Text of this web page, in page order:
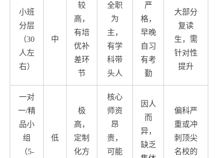
小班
分层
（30
人左
右）
中
较
高，
有培
优补
差环
节
全职
为
主，
有学
科带
头人
严
格，
早晚
自习
有考
勤
大部分
复读
生，需
针对性
提升
一对
一/精
品小
组
（5-
低
极
高，
定制
化方
核心
师资
昂
贵，
可能
因人
而
异，
缺乏
偏科严
重或冲
刺顶尖
名校的